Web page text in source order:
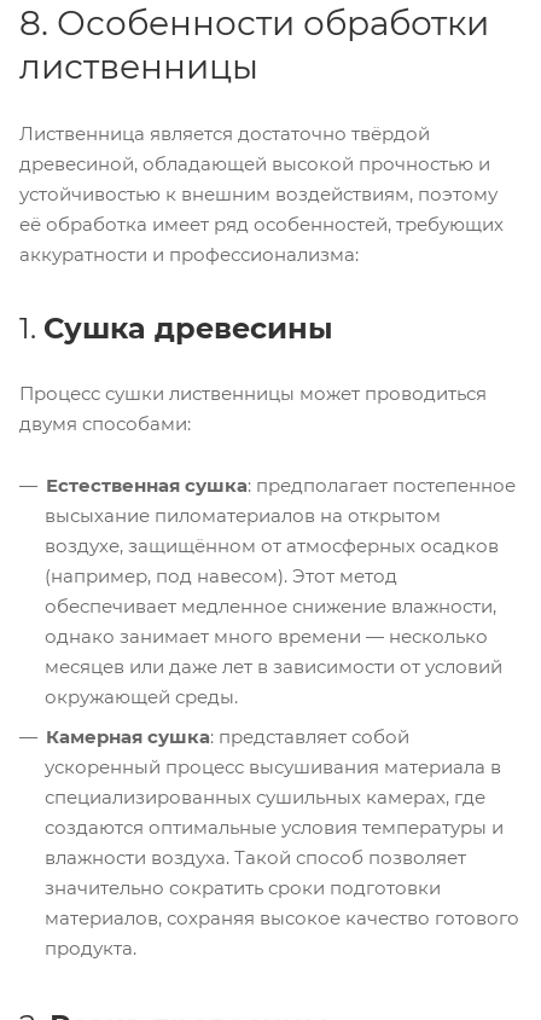
8. Особенности обработки
лиственницы
Лиственница является достаточно твёрдой
древесиной, обладающей высокой прочностью и
устойчивостью к внешним воздействиям, поэтому
её обработка имеет ряд особенностей, требующих
аккуратности и профессионализма:
1. Сушка древесины
Процесс сушки лиственницы может проводиться
двумя способами:
Естественная сушка: предполагает постепенное
высыхание пиломатериалов на открытом
воздухе, защищённом от атмосферных осадков
(например, под навесом). Этот метод
обеспечивает медленное снижение влажности,
однако занимает много времени — несколько
месяцев или даже лет в зависимости от условий
окружающей среды.
Камерная сушка: представляет собой
ускоренный процесс высушивания материала в
специализированных сушильных камерах, где
создаются оптимальные условия температуры и
влажности воздуха. Такой способ позволяет
значительно сократить сроки подготовки
материалов, сохраняя высокое качество готового
продукта.